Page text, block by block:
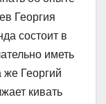
Георгия
состоит в
иметь
же Георгий
кивать